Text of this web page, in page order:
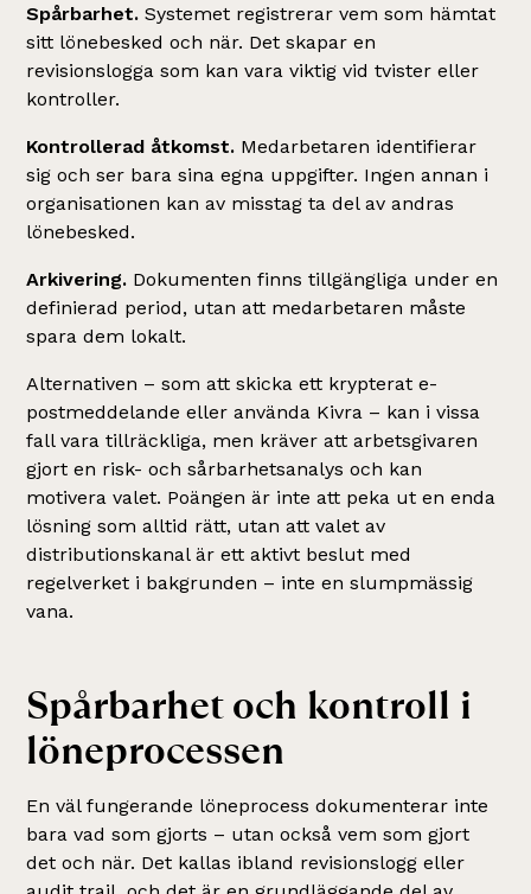
Spårbarhet. Systemet registrerar vem som hämtat
sitt lönebesked och när. Det skapar en
revisionslogga som kan vara viktig vid tvister eller
kontroller.
Kontrollerad åtkomst. Medarbetaren identifierar
sig och ser bara sina egna uppgifter. Ingen annan i
organisationen kan av misstag ta del av andras
lönebesked.
Arkivering. Dokumenten finns tillgängliga under en
definierad period, utan att medarbetaren måste
spara dem lokalt.
Alternativen – som att skicka ett krypterat e-
postmeddelande eller använda Kivra – kan i vissa
fall vara tillräckliga, men kräver att arbetsgivaren
gjort en risk- och sårbarhetsanalys och kan
motivera valet. Poängen är inte att peka ut en enda
lösning som alltid rätt, utan att valet av
distributionskanal är ett aktivt beslut med
regelverket i bakgrunden – inte en slumpmässig
vana.
Spårbarhet och kontroll i
löneprocessen
En väl fungerande löneprocess dokumenterar inte
bara vad som gjorts – utan också vem som gjort
det och när. Det kallas ibland revisionslogg eller